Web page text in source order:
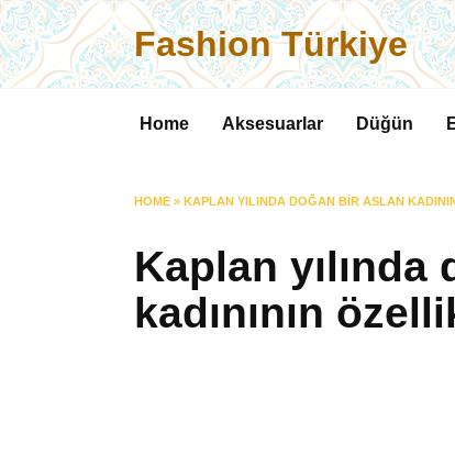
Skip
to
content
Fashion Türkiye
Home Aksesuarlar Düğün
HOME » KAPLAN YILINDA DOĞAN BIR ASLAN
Kaplan
kadınının